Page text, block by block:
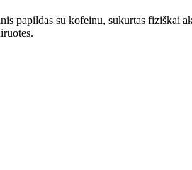
papildas su kofeinu, sukurtas fiziškai